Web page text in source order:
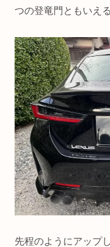
つの登竜門ともいえ
先程のようにアップ